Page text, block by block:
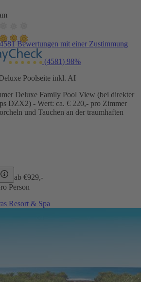
Bewertungen mit einer Zustimmung
(4581) 98%
Poolseite inkl. AI
Deluxe Family Pool View (bei direkter
DZX2) - Wert: ca. € 220,- pro Zimmer
und Tauchen an der traumhaften
ab €929,-
Person
Resort & Spa